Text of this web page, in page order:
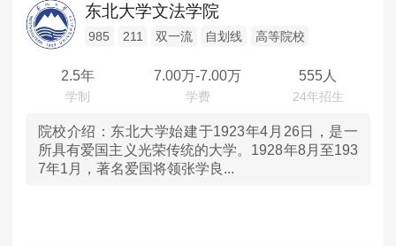
院校库 考试报名 招生政策 学制学费
MTA旅游管理
院校库 考试报名 招生政策 学制学费
报名流程
考试真题
报考经验 招生简章
吉林
上海
江苏
东北大学文法学院
985 211 双一流 自划线 高等院校
2.5年 7.00万-7.00万 555人
院校介绍： 东北大学始建于1923年4月26日，是一
所具有爱国主义光荣传统的大学。1928年8月至193
7年1月，著名爱国将领张学良...